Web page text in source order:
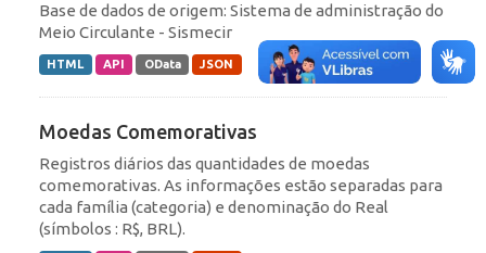
Base de dados de origem: Sistema de administração do
Meio Circulante - Sismecir
HTML API OData JSON
Moedas Comemorativas
Registros diários das quantidades de moedas
comemorativas. As informações estão separadas para
cada família (categoria) e denominação do Real
(símbolos : R$, BRL).